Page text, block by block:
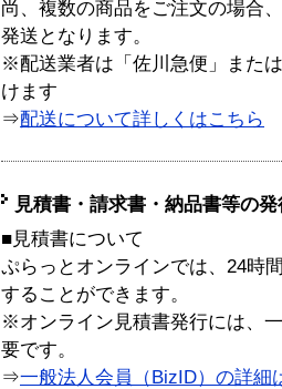
尚、複数の商品をご注文の場合
発送となります。
※配送業者は「佐川急便」また
けます
⇒配送について詳しくはこちら
見積書・請求書・納品書等の
■見積書について
ぷらっとオンラインでは、24時
することができます。
※オンライン見積書発行には、
要です。
⇒一般法人会員（BizID）の詳細